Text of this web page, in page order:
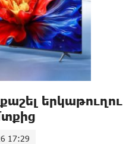
երկաթուղու
17:29